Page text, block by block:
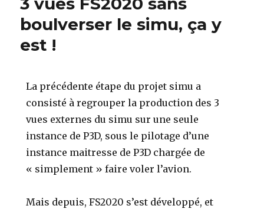
boulverser le simu, ça y
est !
La précédente étape du projet simu a
consisté à regrouper la production des 3
vues externes du simu sur une seule
instance de P3D, sous le pilotage d’une
instance maitresse de P3D chargée de
« simplement » faire voler l’avion.
Mais depuis, FS2020 s’est développé, et